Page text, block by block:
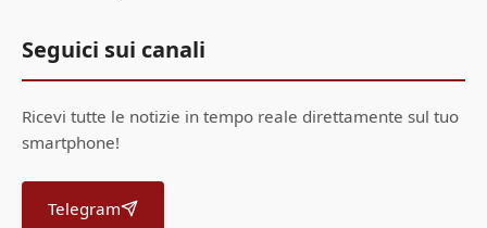
Seguici sui canali
Ricevi tutte le notizie in tempo reale direttamente sul tuo
smartphone!
Telegram